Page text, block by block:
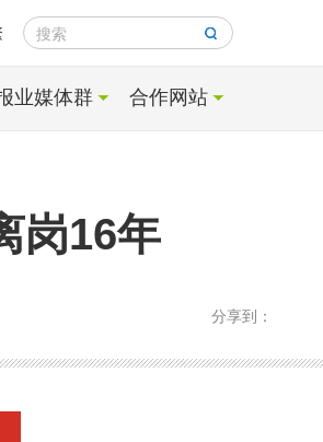
搜索
业媒体群 合作网站
岗16年
分享到：